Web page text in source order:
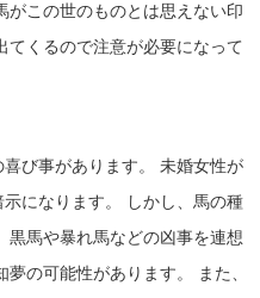
がこの世のものとは思えない印
てくるので注意が必要になって
び事があります。
未婚女性が
になります。
しかし、馬の種
黒馬や暴れ馬などの凶事を連想
夢の可能性があります。
また、